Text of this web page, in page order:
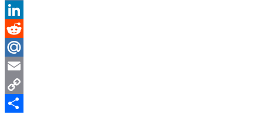
VK
LinkedIn
Reddit
Mail.Ru
Email
Copy